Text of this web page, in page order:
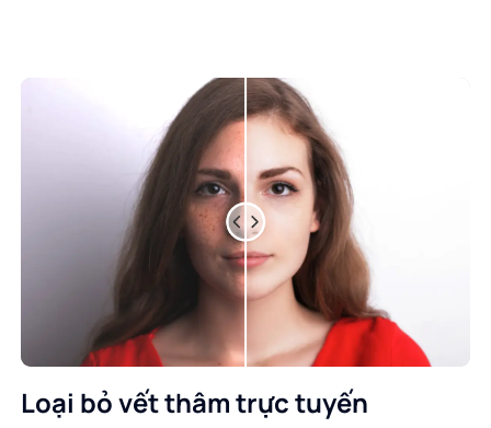
Loại bỏ vết thâm trực tuyến